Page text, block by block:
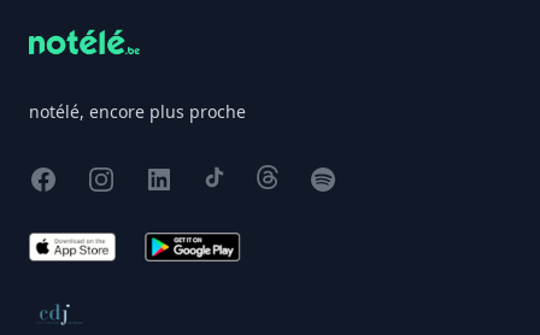
notélé, encore plus proche
FacebookInstagram
X TikTokThreadsSpotify
App Store Google Play
Conseil de déontologie journalistique